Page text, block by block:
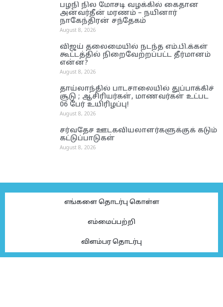
பழநி நில மோசடி வழக்கில் கைதான
அன்வர்தீன் மரணம் – நயினார்
நாகேந்திரன் சந்தேகம்
August 8, 2026
விஜய் தலைமையில் நடந்த எம்.பி.க்கள்
கூட்டத்தில் நிறைவேற்றப்பட்ட தீர்மானம்
என்ன?
August 8, 2026
தாய்லாந்தில் பாடசாலையில் துப்பாக்கிச்
சூடு ; ஆசிரியர்கள், மாணவர்கள் உட்பட
06 பேர் உயிரிழப்பு!
August 8, 2026
சர்வதேச ஊடகவியலாளர்களுக்குக் கடும்
கட்டுப்பாடுகள்
August 8, 2026
எங்களை தொடர்பு கொள்ள
எம்மைப்பற்றி
விளம்பர தொடர்பு